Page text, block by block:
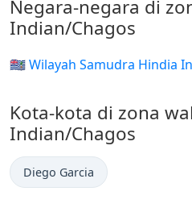
Negara-negara di
Indian/Chagos
🇮🇴 Wilayah Samudra Hindia
Kota-kota di zona
Indian/Chagos
Diego Garcia